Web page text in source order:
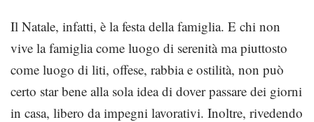
Il Natale, infatti, è la festa della famiglia. E chi non
vive la famiglia come luogo di serenità ma piuttosto
come luogo di liti, offese, rabbia e ostilità, non può
certo star bene alla sola idea di dover passare dei giorni
in casa, libero da impegni lavorativi. Inoltre, rivedendo